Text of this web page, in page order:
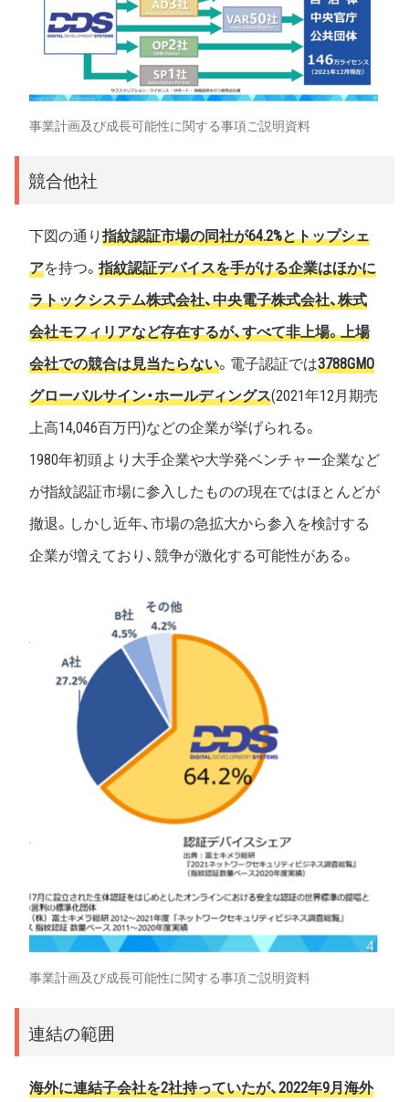
事業計画及び成長可能性に関する事項ご説明資料
競合他社
下図の通り指紋認証市場の同社が64.2%とトップシェ
アを持つ。 指紋認証デバイスを手がける企業はほかに
ラトックシステム株式会社、中央電子株式会社、株式
会社モフィリアなど存在するが、すべて非上場。上場
会社での競合は見当たらない。電子認証では3788GMO
グローバルサイン・ホールディングス(2021年12月期売
上高14,046百万円)などの企業が挙げられる。
1980年初頭より大手企業や大学発ベンチャー企業など
が指紋認証市場に参入したものの現在ではほとんどが
撤退。しかし近年、市場の急拡大から参入を検討する
企業が増えており、競争が激化する可能性がある。
事業計画及び成長可能性に関する事項ご説明資料
連結の範囲
海外に連結子会社を2社持っていたが、2022年9月海外